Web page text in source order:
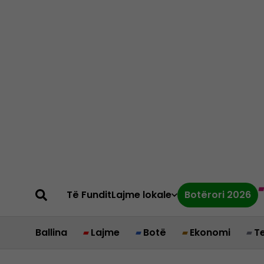
Të FunditLajme lokale Botërori 2026
Ballina Lajme Botë Ekonomi